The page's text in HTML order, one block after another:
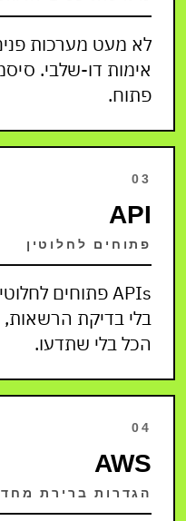
לא מעט מערכות
אימות דו-שלבי.
פתוח.
03
API
פתוחים לחלוטין
בלי בדיקת הרשאות,
הכל בלי שתדעו.
04
AWS
הגדרות ברירת